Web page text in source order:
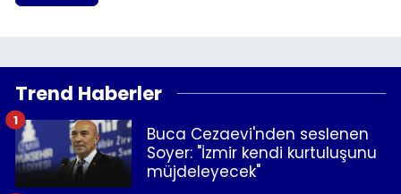
Trend Haberler
Buca Cezaevi'nden seslenen
Soyer: "İzmir kendi kurtuluşunu
müjdeleyecek"
1